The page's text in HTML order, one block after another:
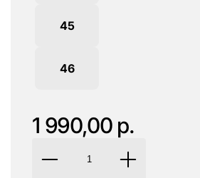
45
46
1 990,00 р.